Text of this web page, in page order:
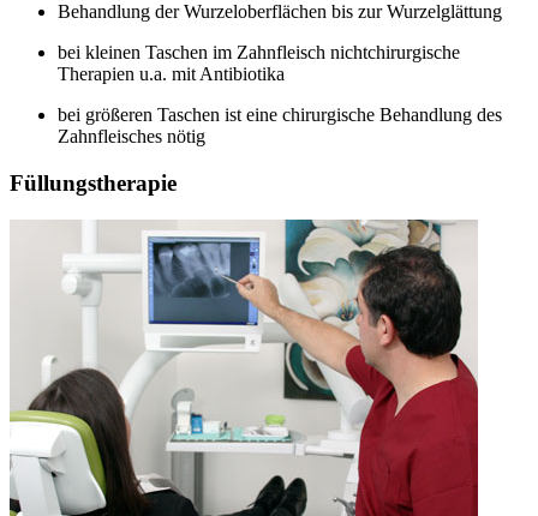
Behandlung der Wurzeloberflächen bis zur Wurzelglättung
bei kleinen Taschen im Zahnfleisch nichtchirurgische
Therapien u.a. mit Antibiotika
bei größeren Taschen ist eine chirurgische Behandlung des
Zahnfleisches nötig
Füllungstherapie